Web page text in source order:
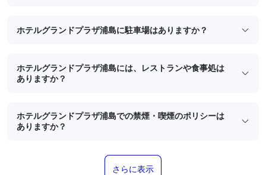
ホテルグランドプラザ浦島に駐車場はありますか？
ホテルグランドプラザ浦島には、レストランや食事処は
ありますか？
ホテルグランドプラザ浦島での禁煙・喫煙のポリシーは
ありますか？
さらに表示